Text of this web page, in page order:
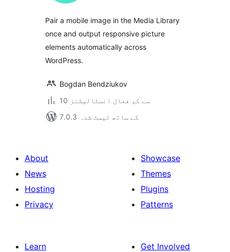
Pair a mobile image in the Media Library
once and output responsive picture
elements automatically across
WordPress.
Bogdan Bendziukov
10 سے کم فعال انسٹالیشنز
7.0.3 کے ساتھ ٹیسٹ شدہ
About
News
Hosting
Privacy
Showcase
Themes
Plugins
Patterns
Learn
Get Involved